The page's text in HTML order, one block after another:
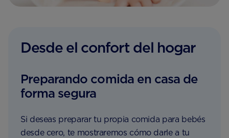
Desde el confort del hogar
Preparando comida en casa de
forma segura
Si deseas preparar tu propia comida para bebés
desde cero, te mostraremos cómo darle a tu